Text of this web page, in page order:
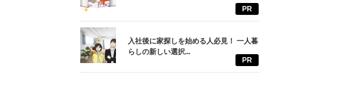
PR
入社後に家探しを始める人必見！ 一人暮
らしの新しい選択...
PR